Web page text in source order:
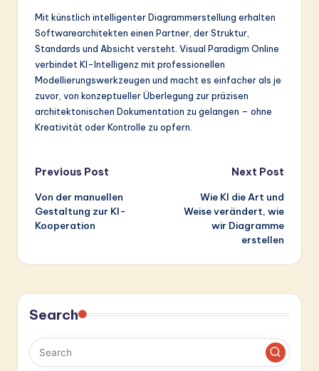
Mit künstlich intelligenter Diagrammerstellung erhalten
Softwarearchitekten einen Partner, der Struktur,
Standards und Absicht versteht. Visual Paradigm Online
verbindet KI-Intelligenz mit professionellen
Modellierungswerkzeugen und macht es einfacher als je
zuvor, von konzeptueller Überlegung zur präzisen
architektonischen Dokumentation zu gelangen – ohne
Kreativität oder Kontrolle zu opfern.
Post
navigation
Previous Post
Von der manuellen
Gestaltung zur KI-
Kooperation
Next Post
Wie KI die Art und
Weise verändert, wie
wir Diagramme
erstellen
Search